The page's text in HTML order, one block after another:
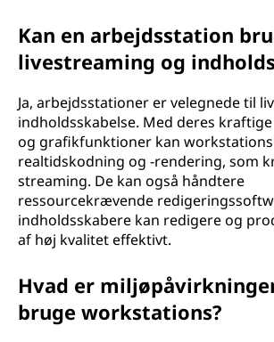
Kan en arbejdsstation
livestreaming og
Ja, arbejdsstationer er velegnede til
indholdsskabelse. Med deres
og grafikfunktioner kan
realtidskodning og -rendering, som
streaming. De kan også håndtere
ressourcekrævende
indholdsskabere kan redigere og
af høj kvalitet effektivt.
Hvad er
bruge workstations?